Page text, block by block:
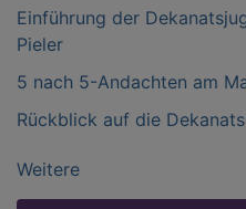
Einführung der
Pieler
5 nach 5-Andachten am
Rückblick auf die
Weitere